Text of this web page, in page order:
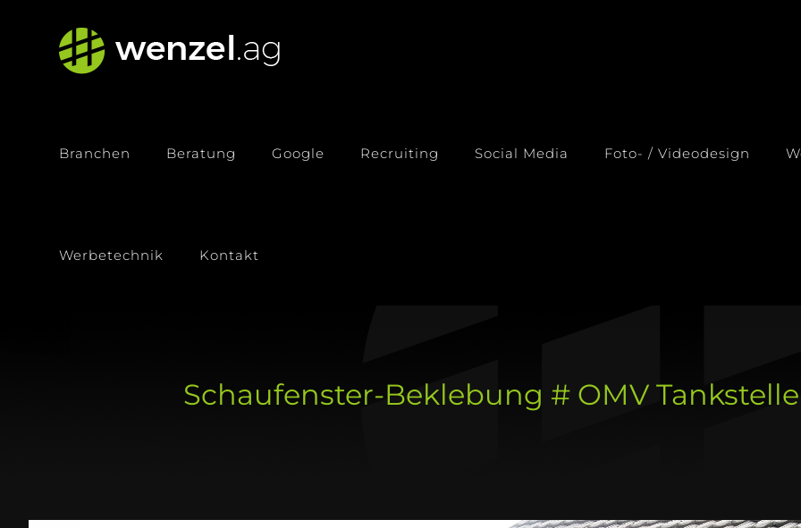
springen
Branchen Beratung Google Recruiting Social Media Foto- / Videodesign
Werbetechnik Kontakt
Schaufenster-Beklebung # OMV